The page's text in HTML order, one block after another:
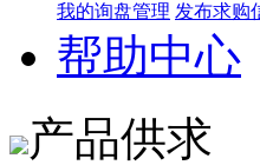
我的询盘管理 发布求购
帮助中心
产品供求